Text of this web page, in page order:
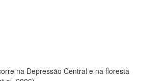
na Depressão Central e na floresta